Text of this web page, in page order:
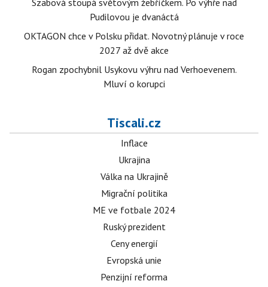
Szabová stoupá světovým žebříčkem. Po výhře nad
Pudilovou je dvanáctá
OKTAGON chce v Polsku přidat. Novotný plánuje v roce
2027 až dvě akce
Rogan zpochybnil Usykovu výhru nad Verhoevenem.
Mluví o korupci
Tiscali.cz
Inflace
Ukrajina
Válka na Ukrajině
Migrační politika
ME ve fotbale 2024
Ruský prezident
Ceny energií
Evropská unie
Penzijní reforma